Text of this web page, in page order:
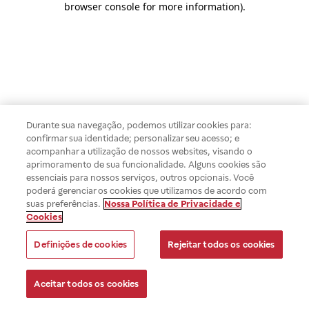
browser console for more information).
Durante sua navegação, podemos utilizar cookies para:
confirmar sua identidade; personalizar seu acesso; e
acompanhar a utilização de nossos websites, visando o
aprimoramento de sua funcionalidade. Alguns cookies são
essenciais para nossos serviços, outros opcionais. Você
poderá gerenciar os cookies que utilizamos de acordo com
suas preferências. Nossa Política de Privacidade e
Cookies
Definições de cookies Rejeitar todos os cookies
Aceitar todos os cookies